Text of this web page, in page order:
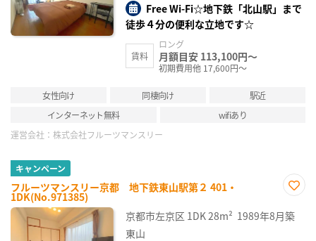
Free Wi-Fi☆地下鉄「北山駅」まで
徒歩４分の便利な立地です☆
賃料
ロング
月額目安 113,100円～
初期費用他 17,600円～
女性向け 同棲向け
駅近
インターネット無料
wifiあり
運営会社： 株式会社フルーツマンスリー
キャンペーン
フルーツマンスリー京都 地下鉄東山駅第２ 401・
1DK(No.971385)
に入
り登
京都市左京区 1DK28m² 1989年8月築
東山